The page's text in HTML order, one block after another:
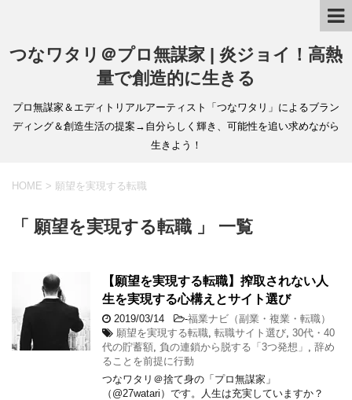
つなワタリ＠プロ無謀家 | 炎ジョイ！高熱
量で創造的に生きる
プロ無謀家＆エディトリアルアーティスト「つなワタリ」によるブラン
ディング＆創造生活の提案→自分らしく輝き、可能性を追い求めながら
生きよう！
HOME > 願望を実現する転職
「 願望を実現する転職 」 一覧
【願望を実現する転職】搾取されない人
生を実現する心構えとサイト選び
2019/03/14 -福業ナビ（副業・複業・転職）
願望を実現する転職 転職サイト選び 30代・40
代の貯蓄額 負の連鎖から脱する「3つ発想」
辞め
ることを前提に行動
つなワタリ＠捨て身の「プロ無謀家」
（@27watari）です。人生は充実していますか？